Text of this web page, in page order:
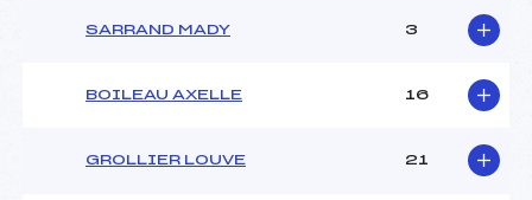
SARRAND MADY 3
BOILEAU AXELLE 16
GROLLIER LOUVE 21